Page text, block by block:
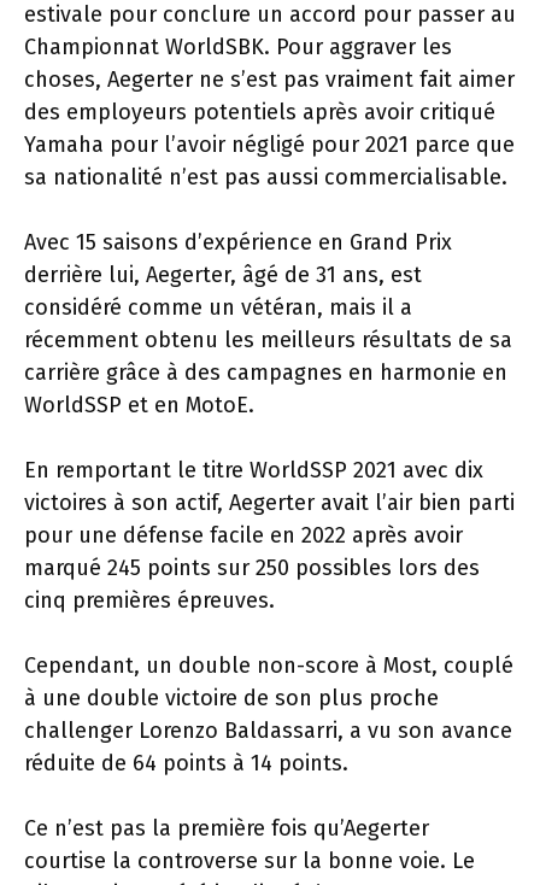
estivale pour conclure un accord pour passer au
Championnat WorldSBK. Pour aggraver les
choses, Aegerter ne s’est pas vraiment fait aimer
des employeurs potentiels après avoir critiqué
Yamaha pour l’avoir négligé pour 2021 parce que
sa nationalité n’est pas aussi commercialisable.
Avec 15 saisons d’expérience en Grand Prix
derrière lui, Aegerter, âgé de 31 ans, est
considéré comme un vétéran, mais il a
récemment obtenu les meilleurs résultats de sa
carrière grâce à des campagnes en harmonie en
WorldSSP et en MotoE.
En remportant le titre WorldSSP 2021 avec dix
victoires à son actif, Aegerter avait l’air bien parti
pour une défense facile en 2022 après avoir
marqué 245 points sur 250 possibles lors des
cinq premières épreuves.
Cependant, un double non-score à Most, couplé
à une double victoire de son plus proche
challenger Lorenzo Baldassarri, a vu son avance
réduite de 64 points à 14 points.
Ce n’est pas la première fois qu’Aegerter
courtise la controverse sur la bonne voie. Le